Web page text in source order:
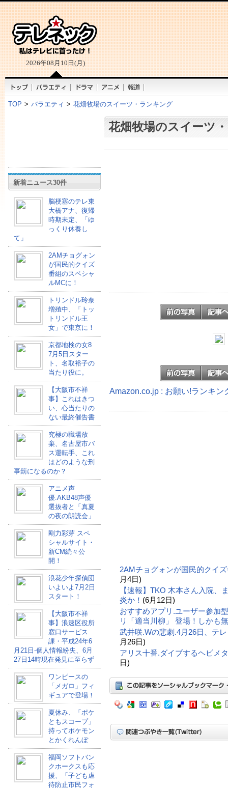
2026年08月10日(月)
TOP > バラエティ > 花畑牧場のスイーツ・ランキング
新着ニュース30件
脳梗塞のテレ東
大橋アナ、復帰
時期未定、「ゆ
っくり休養し
て」
2AMチョグォン
が国民的クイズ
番組のスペシャ
ルMCに！
トリンドル玲奈
増殖中、「トッ
トリンドル王
女」で東京に！
京都地検の女8
7月5日スター
ト、名取裕子の
当たり役に。
【大阪市不祥
事】これはきつ
い、心当たりの
ない最終催告書
究極の職場放
棄、名古屋市バ
ス運転手、これ
はどのような刑
事罰になるのか？
アニメ声
優.AKB48声優
選抜者と「真夏
の夜の朗読会」
剛力彩芽 スペ
シャルサイト・
新CM続々公
開！
浪花少年探偵団
いよいよ7月2日
スタート！
【大阪市不祥
事】浪速区役所
窓口サービス
課・平成24年6
月21日-個人情報紛失、6月
27日14時現在発見に至らず
ワンピースの
「メガロ」フィ
ギュアで登場！
夏休み、「ポケ
ともスコープ」
持ってポケモン
とかくれんぼ
福岡ソフトバン
クホークスも応
援、「子ども虐
待防止市民フォ
花畑牧場のスイーツ
Amazon.co.jp : お願い!ランキン
2AMチョグォンが国民的クイ
月4日)
【速報】TKO 木本さん入院、
炎か！ (6月12日)
おすすめアプリ.ユーザー参加
リ「適当川柳」 登場！しかも
武井咲.Wの悲劇.4月26日、テ
月26日)
アリス十番.ダイブするヘビメ
日)